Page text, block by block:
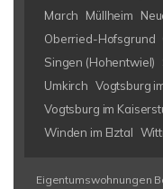
March
Müllheim
Oberried-Hofsgrund
Singen (Hohentwiel)
Umkirch Vogtsburg
Vogtsburg im
Winden im Elztal
Eigentumswohnungen